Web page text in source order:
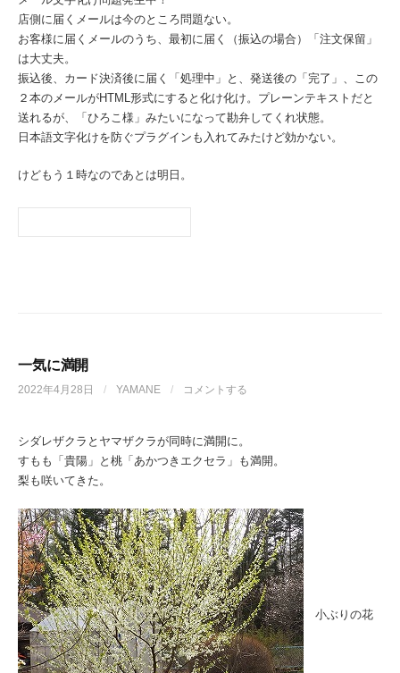
店側に届くメールは今のところ問題ない。
お客様に届くメールのうち、最初に届く（振込の場合）「注文保留」
は大丈夫。
振込後、カード決済後に届く「処理中」と、発送後の「完了」、この
２本のメールがHTML形式にすると化け化け。プレーンテキストだと
送れるが、「ひろこ様」みたいになって勘弁してくれ状態。
日本語文字化けを防ぐプラグインも入れてみたけど効かない。
けどもう１時なのであとは明日。
一気に満開
2022年4月28日 / YAMANE / コメントする
シダレザクラとヤマザクラが同時に満開に。
すもも「貴陽」と桃「あかつきエクセラ」も満開。
梨も咲いてきた。
小ぶりの花